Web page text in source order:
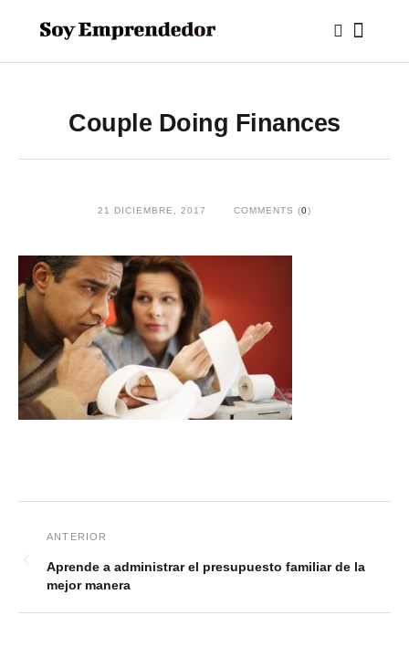
Couple Doing Finances
21 DICIEMBRE, 2017 COMMENTS (0)
Aprende a administrar el presupuesto familiar de la
mejor manera